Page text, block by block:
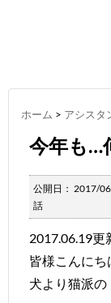
ホーム > アシスタ
今年も…
公開日： 2017/
話
2017.06.19更
皆様こんにち
犬より猫派の